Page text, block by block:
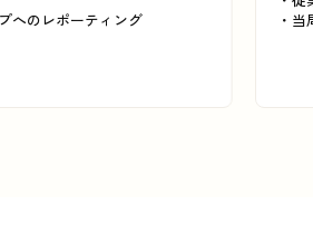
へのレポーティング
当